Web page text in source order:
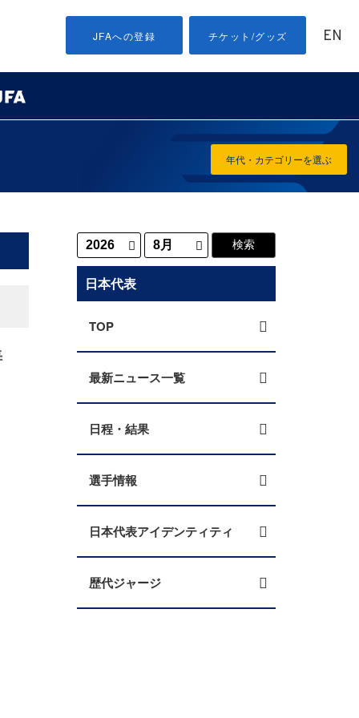
JFAへの登録 チケット/グッズ EN
年代・カテゴリーを選ぶ
日本代表
TOP
最新ニュース一覧
日程・結果
選手情報
日本代表アイデンティティ
歴代ジャージ